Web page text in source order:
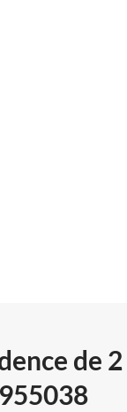
de 2